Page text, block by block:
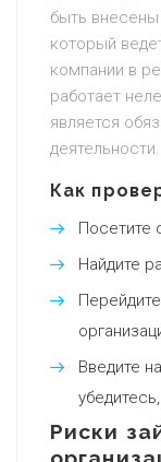
быть внесены
который
компании в
работает
является
деятельности.
Как
Посетите
Найдите
Введите
Риски